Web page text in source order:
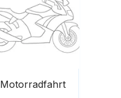
Motorradfahrt